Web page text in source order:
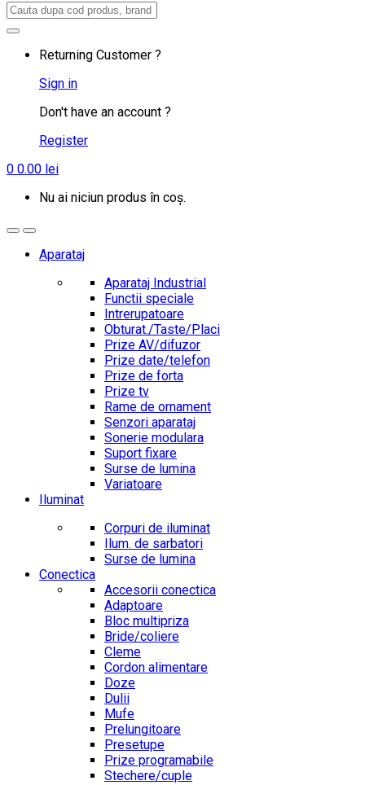
Search
Returning Customer ?
Sign in
Don't have an account ?
Register
0 0.00 lei
Nu ai niciun produs în coș.
Aparataj
Aparataj Industrial
Functii speciale
Intrerupatoare
Obturat./Taste/Placi
Prize AV/difuzor
Prize date/telefon
Prize de forta
Prize tv
Rame de ornament
Senzori aparataj
Sonerie modulara
Suport fixare
Surse de lumina
Variatoare
Iluminat
Corpuri de iluminat
Ilum. de sarbatori
Surse de lumina
Conectica
Accesorii conectica
Adaptoare
Bloc multipriza
Bride/coliere
Cleme
Cordon alimentare
Doze
Dulii
Mufe
Prelungitoare
Presetupe
Prize programabile
Stechere/cuple